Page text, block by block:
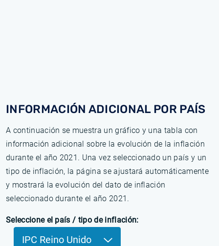
INFORMACIÓN ADICIONAL POR PAÍS
A continuación se muestra un gráfico y una tabla con
información adicional sobre la evolución de la inflación
durante el año 2021. Una vez seleccionado un país y un
tipo de inflación, la página se ajustará automáticamente
y mostrará la evolución del dato de inflación
seleccionado durante el año 2021.
Seleccione el país / tipo de inflación:
IPC Reino Unido